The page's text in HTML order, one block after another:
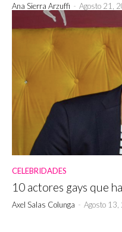
Ana Sierra Arzuffi - Agosto 21,
CELEBRIDADES
10 actores gays que
Axel Salas Colunga - Agosto